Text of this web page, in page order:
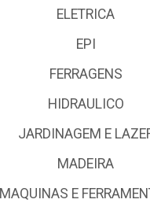
ELETRICA
EPI
FERRAGENS
HIDRAULICO
JARDINAGEM E
MADEIRA
MAQUINAS E